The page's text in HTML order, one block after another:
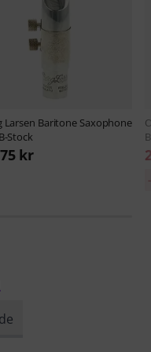
Larsen Baritone Saxophone
Stock
kr